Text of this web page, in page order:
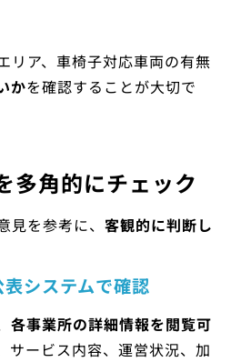
リア、車椅子対応車両の有無
かを確認することが大切で
多角的にチェック
を参考に、 客観的に判断し
システムで確認
各事業所の詳細情報を閲覧可
サービス内容、運営状況、加